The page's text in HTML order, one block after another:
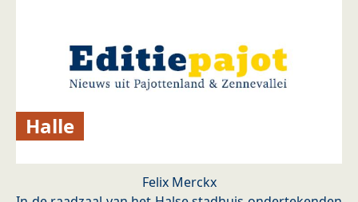
Halle
Felix Merckx